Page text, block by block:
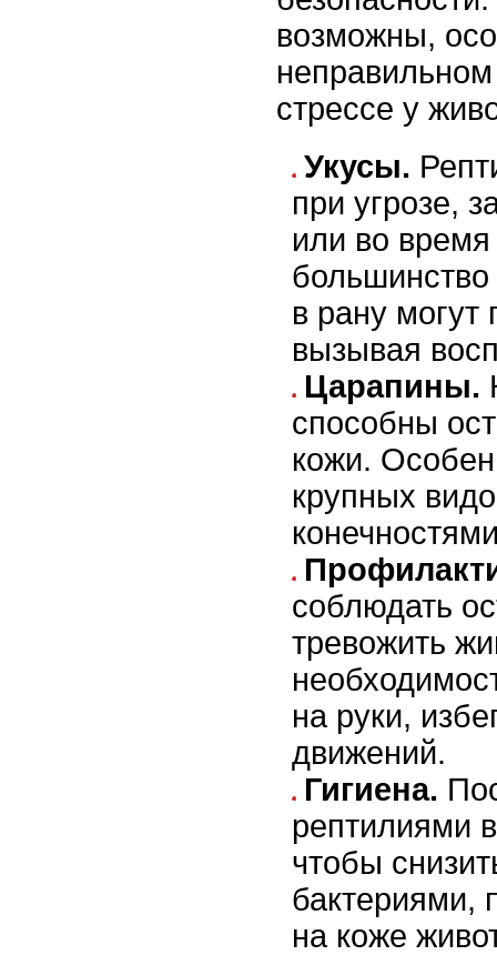
возможны,
стрессе у
Укусы.
при угрозе,
или во
в рану могут
вызывая
Царапины.
способны
кожи.
крупных
соблюдать
тревожить
на руки,
движений.
Гигиена.
рептилиями
чтобы
бактериями,
на коже